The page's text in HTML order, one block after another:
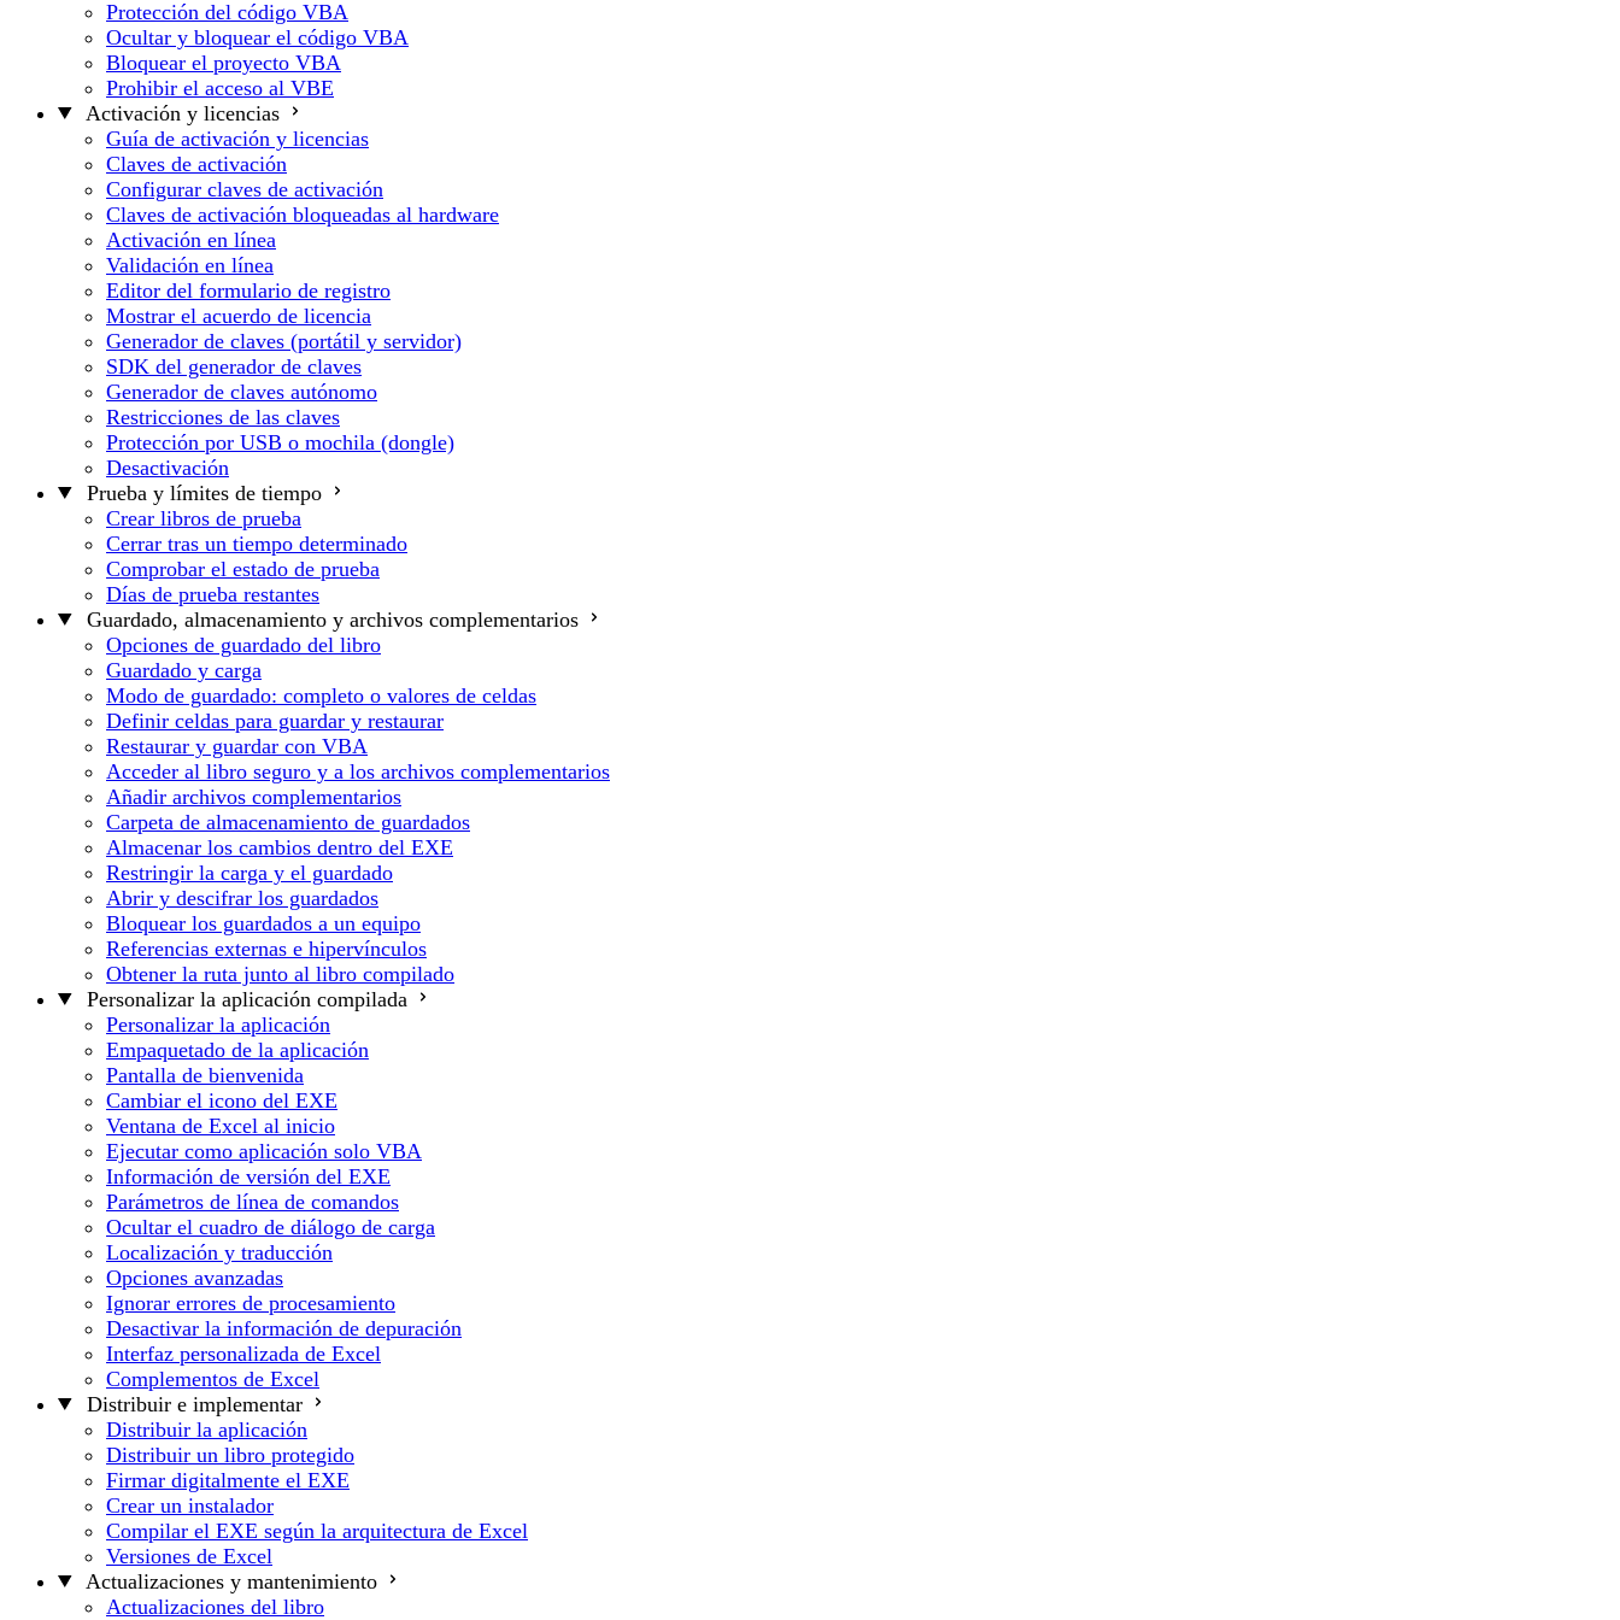
Protección del código VBA
Ocultar y bloquear el código VBA
Bloquear el proyecto VBA
Prohibir el acceso al VBE
Activación y licencias
Guía de activación y licencias
Claves de activación
Configurar claves de activación
Claves de activación bloqueadas al hardware
Activación en línea
Validación en línea
Editor del formulario de registro
Mostrar el acuerdo de licencia
Generador de claves (portátil y servidor)
SDK del generador de claves
Generador de claves autónomo
Restricciones de las claves
Protección por USB o mochila (dongle)
Desactivación
Prueba y límites de tiempo
Crear libros de prueba
Cerrar tras un tiempo determinado
Comprobar el estado de prueba
Días de prueba restantes
Guardado, almacenamiento y archivos complementarios
Opciones de guardado del libro
Guardado y carga
Modo de guardado: completo o valores de celdas
Definir celdas para guardar y restaurar
Restaurar y guardar con VBA
Acceder al libro seguro y a los archivos complementarios
Añadir archivos complementarios
Carpeta de almacenamiento de guardados
Almacenar los cambios dentro del EXE
Restringir la carga y el guardado
Abrir y descifrar los guardados
Bloquear los guardados a un equipo
Referencias externas e hipervínculos
Obtener la ruta junto al libro compilado
Personalizar la aplicación compilada
Personalizar la aplicación
Empaquetado de la aplicación
Pantalla de bienvenida
Cambiar el icono del EXE
Ventana de Excel al inicio
Ejecutar como aplicación solo VBA
Información de versión del EXE
Parámetros de línea de comandos
Ocultar el cuadro de diálogo de carga
Localización y traducción
Opciones avanzadas
Ignorar errores de procesamiento
Desactivar la información de depuración
Interfaz personalizada de Excel
Complementos de Excel
Distribuir e implementar
Distribuir la aplicación
Distribuir un libro protegido
Firmar digitalmente el EXE
Crear un instalador
Compilar el EXE según la arquitectura de Excel
Versiones de Excel
Actualizaciones y mantenimiento
Actualizaciones del libro